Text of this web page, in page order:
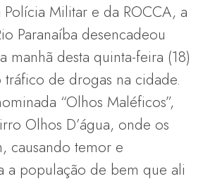
Militar e da ROCCA, a
Paranaíba desencadeou
manhã desta quinta-feira (18)
de drogas na cidade.
“Olhos Maléficos”,
Olhos D’água, onde os
causando temor e
a população de bem que ali